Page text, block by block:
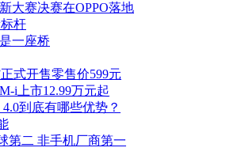
大赛决赛在OPPO落地
杆
一座桥
式开售零售价599元
i上市12.99万元起
到底有哪些优势？
第二 非手机厂商第一